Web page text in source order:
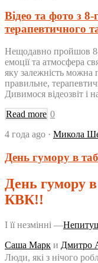
Відео та фото з
терапевтичного
Нещодавно пройшов
емоції та атмосфера
яку залежність
правильне,
Дивимося відеозвіт і
Read more 0
4 года ago · Микола
День гумору в
День гумору в
КВК!!
І її незмінні —
Саша Марк и Дмитро
Люди, які з нічого